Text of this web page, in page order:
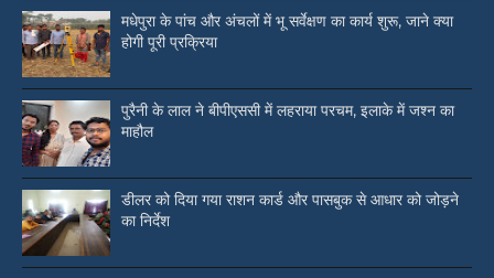
मधेपुरा के पांच और अंचलों में भू सर्वेक्षण का कार्य शुरू, जाने क्या
होगी पूरी प्रक्रिया
पुरैनी के लाल ने बीपीएससी में लहराया परचम, इलाके में जश्न का
माहौल
डीलर को दिया गया राशन कार्ड और पासबुक से आधार को जोड़ने
का निर्देश